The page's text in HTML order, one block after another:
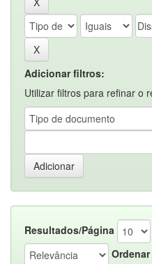
Adicionar filtros:
Utilizar filtros para refinar o
Resultados/Página
Ordenar